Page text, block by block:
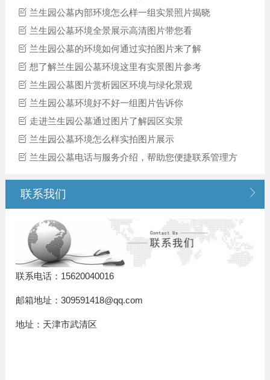
兰生园公墓内部环境怎么样一组实景照片揭晓
兰生园公墓环境全景展示高清图片带您看
兰生园公墓的环境如何通过实拍图片来了解
想了解兰生园公墓环境这里有实景图片参考
兰生园公墓图片赏析园区环境与绿化景观
兰生园公墓环境好不好一组图片告诉你
走进兰生园公墓通过图片了解园区实景
兰生园公墓环境怎么样实拍图片展示
兰生园公墓电话与服务介绍，帮助您便捷联系管理方
联系我们 
联系电话：15620040016
邮箱地址：309591418@qq.com
地址：天津市武清区